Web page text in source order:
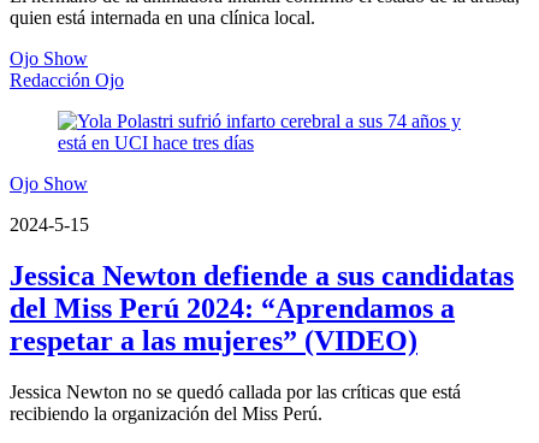
quien está internada en una clínica local.
Ojo Show
Redacción Ojo
Ojo Show
2024-5-15
Jessica Newton defiende a sus candidatas
del Miss Perú 2024: “Aprendamos a
respetar a las mujeres” (VIDEO)
Jessica Newton no se quedó callada por las críticas que está
recibiendo la organización del Miss Perú.